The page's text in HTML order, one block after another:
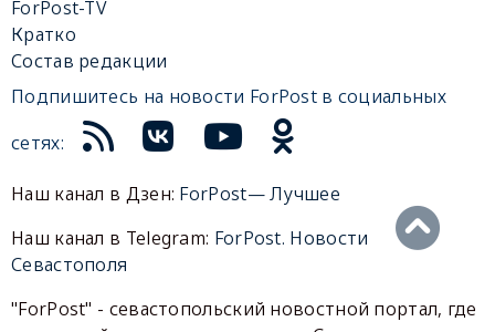
ForPost-TV
Кратко
Состав редакции
Подпишитесь на новости ForPost в социальных
сетях:
Наш канал в Дзен: ForPost— Лучшее
Наш канал в Telegram: ForPost. Новости
Севастополя
"ForPost" - севастопольский новостной портал, где